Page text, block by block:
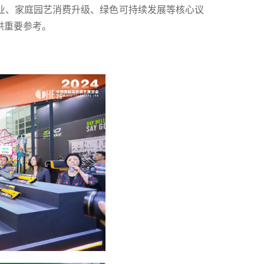
家庭园艺消费升级、绿色可持续发展等核心议
要参考。